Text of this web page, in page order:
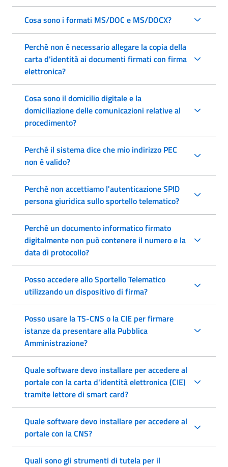
Cosa sono i formati MS/DOC e MS/DOCX?
Perchè non è necessario allegare la copia della
carta d'identità ai documenti firmati con firma
elettronica?
Cosa sono il domicilio digitale e la
domiciliazione delle comunicazioni relative al
procedimento?
Perché il sistema dice che mio indirizzo PEC
non è valido?
Perché non accettiamo l'autenticazione SPID
persona giuridica sullo sportello telematico?
Perché un documento informatico firmato
digitalmente non può contenere il numero e la
data di protocollo?
Posso accedere allo Sportello Telematico
utilizzando un dispositivo di firma?
Posso usare la TS-CNS o la CIE per firmare
istanze da presentare alla Pubblica
Amministrazione?
Quale software devo installare per accedere al
portale con la carta d'identità elettronica (CIE)
tramite lettore di smart card?
Quale software devo installare per accedere al
portale con la CNS?
Quali sono gli strumenti di tutela per il